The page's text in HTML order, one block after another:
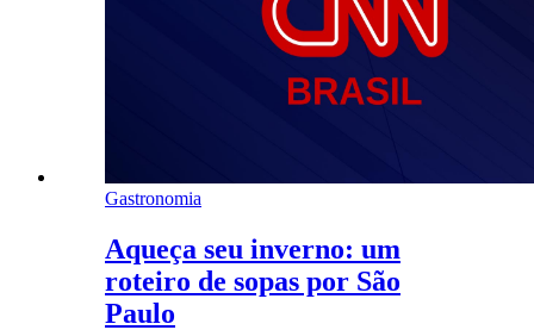
Gastronomia
Aqueça seu inverno: um
roteiro de sopas por São
Paulo